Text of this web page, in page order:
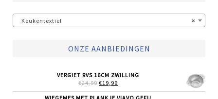
×
Keukentextiel
ONZE AANBIEDINGEN
VERGIET RVS 16CM ZWILLING
€24,99 OORSPRONKELIJKE
WAS:
€19,99
IS: